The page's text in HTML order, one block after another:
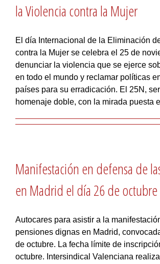
la Violencia contra la Mujer
El día Internacional de la Eliminación
contra la Mujer se celebra el 25 de
denunciar la violencia que se ejerce
en todo el mundo y reclamar políticas
países para su erradicación. El 25N,
homenaje doble, con la mirada puesta
Manifestación en defensa de
en Madrid el día 26 de octubre
Autocares para asistir a la
pensiones dignas en Madrid,
de octubre. La fecha límite de
octubre. Intersindical Valenciana